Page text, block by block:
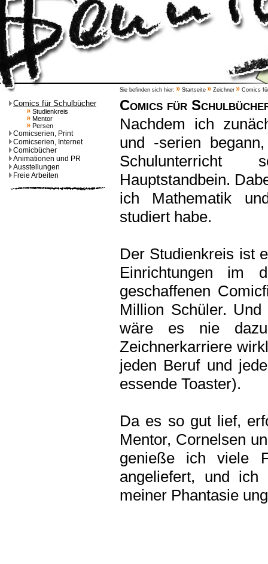
Comics für Schulbücher
Studienkreis
Mentor
Persen
Comicserien, Print
Comicserien, Internet
Comicbücher
Animationen und PR
Ausstellungen
Freie Arbeiten
Sie befinden sich hier: Startseite Zeichner Comics
Comics für
Nachdem ich
und -serien
Hauptstandbein.
ich Mathematik
studiert habe.
Der Studienkreis ist
Einrichtungen im
geschaffenen
Million Schüler.
wäre es nie
Zeichnerkarriere
jeden Beruf und
essende Toaster).
Da es so gut lief,
Mentor, Cornelsen
genieße ich viele
angeliefert, und ich
meiner Phantasie